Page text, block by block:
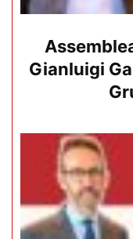
Gianluigi